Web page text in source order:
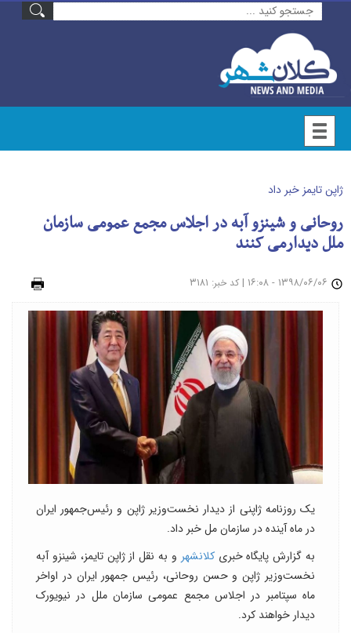
ژاپن تایمز خبر داد
روحانی و شینزو آبه در اجلاس مجمع عمومی سازمان
ملل دیدارمی کنند
| کد خبر: ۳۱۸۱
یک روزنامه ژاپنی از دیدار نخست‌وزیر ژاپن و رئیس‌جمهور ایران
در ماه آینده در سازمان مل خبر داد.
به گزارش پایگاه خبریکلانشهر و به نقل از ژاپن تایمز، شینزو آبه
نخست‌وزیر ژاپن و حسن روحانی، رئیس جمهور ایران در اواخر
ماه سپتامبر در اجلاس مجمع عمومی سازمان ملل در نیویورک
دیدار خواهند کرد.